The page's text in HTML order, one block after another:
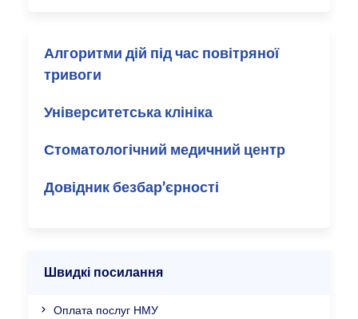
Алгоритми дій під час повітряної
тривоги
Університетська клініка
Стоматологічний медичний центр
Довідник безбар’єрності
Швидкі посилання
Оплата послуг НМУ